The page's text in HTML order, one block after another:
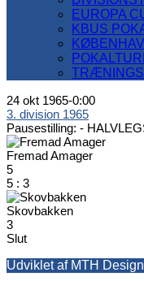
EUROPA
KBUS
24 okt 1965-0:00
3. division 1965
Pausestilling: -
Fremad Amager
5
5 : 3
Skovbakken
3
Slut
Udviklet af MTH